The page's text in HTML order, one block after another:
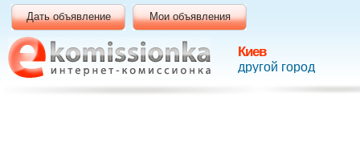
Киев
другой город
Дать объявление Мои объявления